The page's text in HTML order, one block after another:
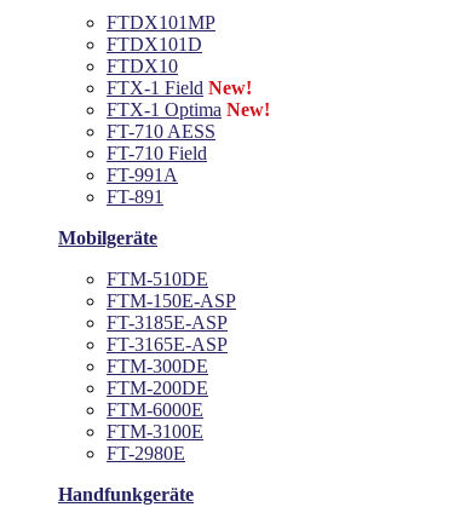
FTDX101MP
FTDX101D
FTDX10
FTX-1 Field New!
FTX-1 Optima New!
FT-710 AESS
FT-710 Field
FT-991A
FT-891
Mobilgeräte
FTM-510DE
FTM-150E-ASP
FT-3185E-ASP
FT-3165E-ASP
FTM-300DE
FTM-200DE
FTM-6000E
FTM-3100E
FT-2980E
Handfunkgeräte